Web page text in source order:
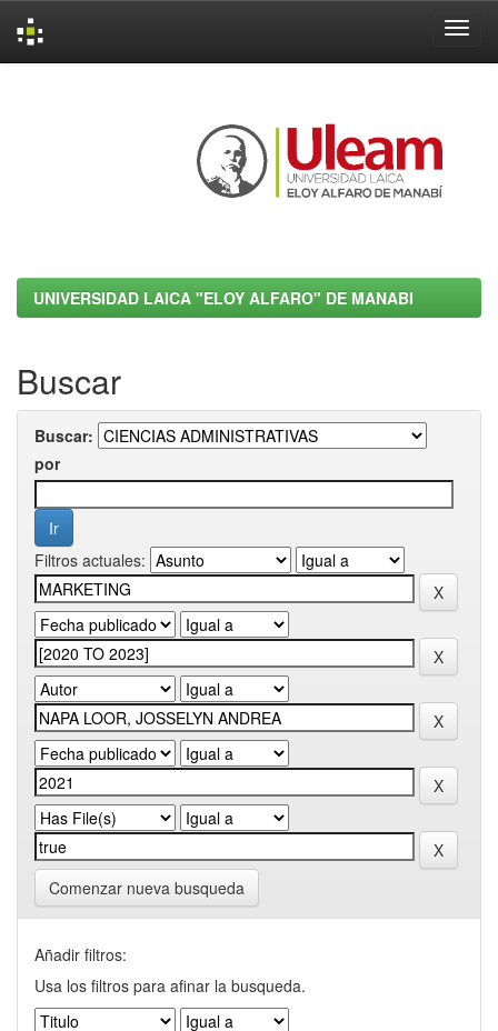
UNIVERSIDAD LAICA "ELOY ALFARO" DE MANABI
Buscar
Buscar:
por
Filtros actuales:
Comenzar nueva busqueda
Añadir filtros:
Usa los filtros para afinar la busqueda.